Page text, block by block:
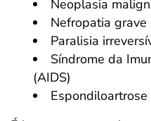
Neoplasia
Nefropatia grave
Paralisia
Síndrome da
(AIDS)